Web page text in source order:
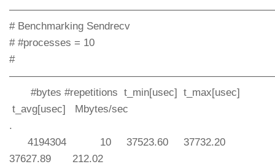
—————————————————————————–
# Benchmarking Sendrecv
# #processes = 10
#
—————————————————————————–
#bytes #repetitions t_min[usec] t_max[usec]
t_avg[usec] Mbytes/sec
.
4194304 10 37523.60 37732.20
37627.89 212.02